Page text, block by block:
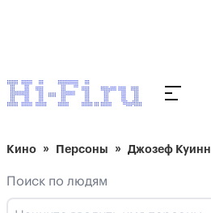
Кино Персоны Джозеф Куинн
Поиск по людям